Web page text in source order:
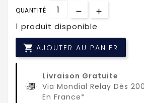
QUANTITÉ
1 produit disponible
 AJOUTER AU PANIER
Livraison Gratuite
Via Mondial Relay Dès
En France*